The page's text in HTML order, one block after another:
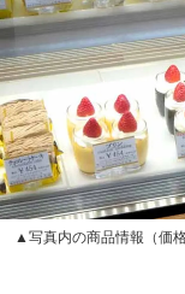
▲写真内の商品情報（価